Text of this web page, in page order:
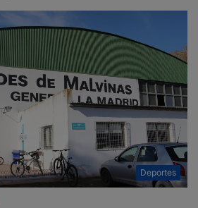
Deportes